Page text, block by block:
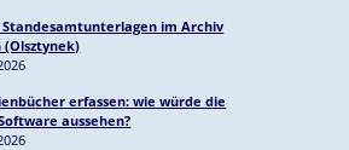
im Archiv
erfassen: wie würde die
aussehen?